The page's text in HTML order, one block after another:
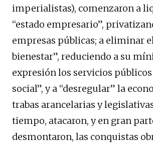
imperialistas), comenzaron a
“estado empresario”,
empresas públicas; a eliminar
bienestar”, reduciendo a su
expresión los servicios públicos
social”, y a “desregular” la
trabas arancelarias y
tiempo, atacaron, y en gran
desmontaron, las conquistas